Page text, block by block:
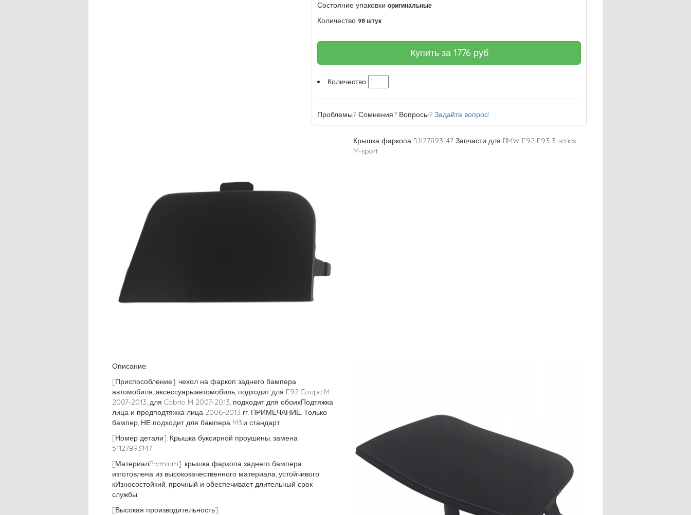
Состояние упаковки оригинальные
Количество 98 штук
Купить за 1776 руб
Количество
Проблемы? Сомнения? Вопросы?Задайте вопрос!
Крышка фаркопа 51127893147 Запчасти для BMW E92 E93 3-series
M-sport
Описание:
[Приспособление]: чехол на фаркоп заднего бампера
автомобиля, аксессуарыавтомобиль, подходит для E92 Coupe M
2007-2013, для Cabrio M 2007-2013, подходит для обоихПодтяжка
лица и предподтяжка лица 2006-2013 гг. ПРИМЕЧАНИЕ. Только
бампер, НЕ подходит для бампера M3.и стандарт
[Номер детали]: Крышка буксирной проушины, замена
51127893147
[МатериалPremium]: крышка фаркопа заднего бампера
изготовлена ​​из высококачественного материала, устойчивого
кИзносостойкий, прочный и обеспечивает длительный срок
службы.
[Высокая производительность]: